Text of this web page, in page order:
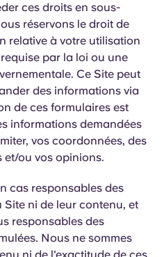
ces droits en sous-
réservons le droit de
relative à votre utilisation
par la loi ou une
Ce Site peut
des informations via
de ces formulaires est
informations demandées
vos coordonnées, des
ou vos opinions.
cas responsables des
ni de leur contenu, et
responsables des
Nous ne sommes